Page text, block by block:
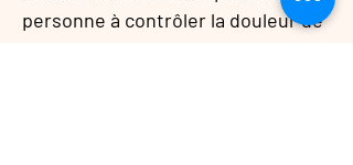
personne à contrôler la douleur de